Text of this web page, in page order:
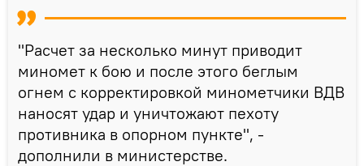
"Расчет за несколько минут приводит
миномет к бою и после этого беглым
огнем с корректировкой минометчики ВДВ
наносят удар и уничтожают пехоту
противника в опорном пункте", -
дополнили в министерстве.